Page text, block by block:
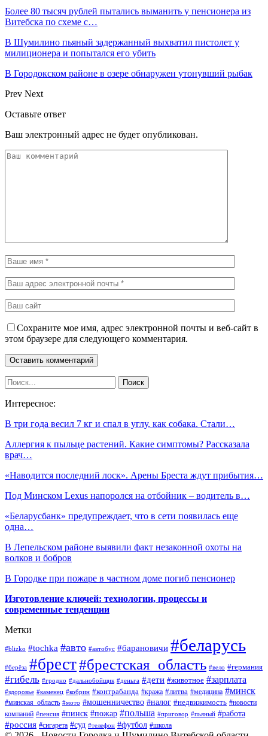
Более 80 тысяч рублей пытались выманить у пенсионера из
Витебска по схеме с…
В Шумилино пьяный задержанный выхватил пистолет у
милиционера и попытался его убить
В Городокском районе в озере обнаружен утонувший рыбак
Prev Next
Оставьте ответ
Ваш электронный адрес не будет опубликован.
Сохраните мое имя, адрес электронной почты и веб-сайт в
этом браузере для следующего комментария.
Интересное:
В три года весил 7 кг и спал в углу, как собака. Стали…
Аллергия к пыльце растений. Какие симптомы? Рассказала
врач…
«Наводится последний лоск». Арены Бреста ждут прибытия…
Под Минском Lexus напоролся на отбойник – водитель в…
«Беларусбанк» предупреждает, что в сети появилась еще
одна…
В Лепельском районе выявили факт незаконной охоты на
волков и бобров
В Городке при пожаре в частном доме погиб пенсионер
Изготовление ключей: технологии, процессы и
современные тенденции
Метки
#blizko #tochka #авто #автобус #барановичи #беларусь
#берёза #брест#брестская_область #вело #германия
#гибель #гродно #дальнобойщик #деньга #дети #животное #зарплата
#здоровье #каменец #кобрин #контрабанда #кража #литва #медицина #минск
#минская_область #мото #мошенничество #налог #недвижимость #новости
компаний #пенсия #пинск #пожар #польша #приговор #пьяный #работа
#россия #сигарета #суд #телефон #футбол #школа